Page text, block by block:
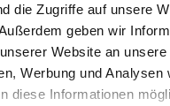
die Zugriffe auf unsere
geben wir
Website an
Werbung und Analysen
diese Informationen